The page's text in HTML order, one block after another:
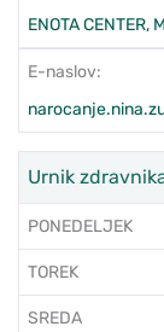
ENOTA CENTER,
E-naslov:
Urnik
PONEDELJEK
TOREK
SREDA